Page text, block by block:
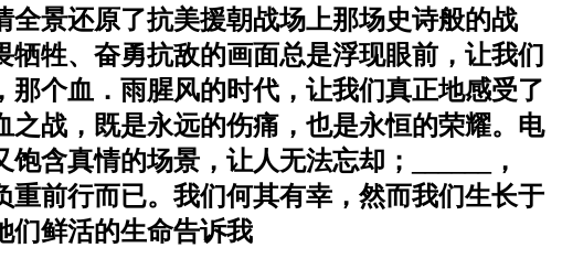
景还原了抗美援朝战场上那场史诗般的战
牲、奋勇抗敌的画面总是浮现眼前，让我们
个血．雨腥风的时代，让我们真正地感受了
战，既是永远的伤痛，也是永恒的荣耀。电
含真情的场景，让人无法忘却；______，
重前行而已。我们何其有幸，然而我们生长于
们鲜活的生命告诉我